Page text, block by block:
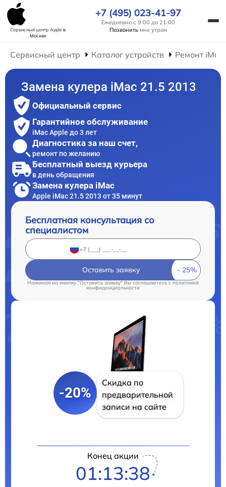
Сервисный центр Appleв
Москве
+7 (495) 023-41-97
Ежедневно с 9:00 до 21:00
Позвонить мне утром
Сервисный центр Каталог устройств Ремонт iMac
Замена кулера iMac 21.5 2013
Официальный сервис
Гарантийное обслуживание
iMac Apple до 3 лет
Диагностика за наш счет,
ремонт по желанию
Бесплатный выезд курьера
в день обращения
Замена кулера iMac
Apple iMac 21.5 2013 от 35 минут
Бесплатная консультация со
специалистом
Оставить заявку
Нажимая на кнопку "Оставить заявку" Вы соглашаетесь cполитикой
конфиденциальности
-20%
Скидка по
предварительной
записи на сайте
Конец акции
01:13:37